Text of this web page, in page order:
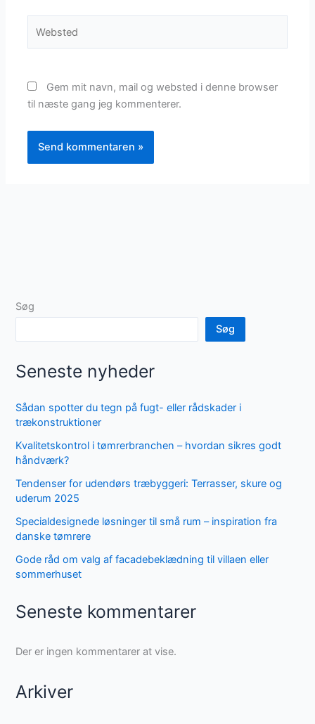
Gem mit navn, mail og websted i denne browser
til næste gang jeg kommenterer.
Søg
Søg
Seneste nyheder
Sådan spotter du tegn på fugt- eller rådskader i
trækonstruktioner
Kvalitetskontrol i tømrerbranchen – hvordan sikres godt
håndværk?
Tendenser for udendørs træbyggeri: Terrasser, skure og
uderum 2025
Specialdesignede løsninger til små rum – inspiration fra
danske tømrere
Gode råd om valg af facadebeklædning til villaen eller
sommerhuset
Seneste kommentarer
Der er ingen kommentarer at vise.
Arkiver